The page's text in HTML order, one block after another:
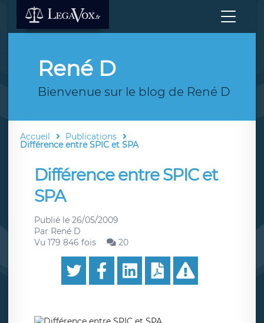
René D
Bienvenue sur le blog de René D
Accueil Publications
Différence entre SPIC et SPA
Différence entre SPIC et
SPA
Publié le 26/05/2009
Par René D
Vu 179 846 fois
20